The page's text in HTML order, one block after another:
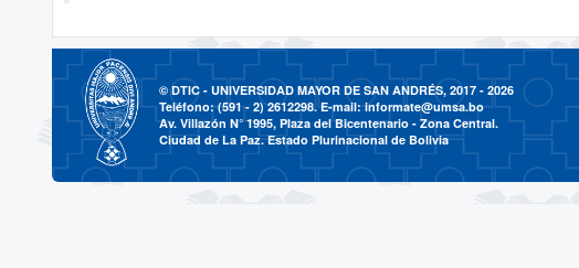
© DTIC - UNIVERSIDAD MAYOR DE SAN ANDRÉS, 2017 - 2026
Teléfono: (591 - 2) 2612298. E-mail:informate@umsa.bo
Av. Villazón N° 1995, Plaza del Bicentenario - Zona Central.
Ciudad de La Paz. Estado Plurinacional de Bolivia